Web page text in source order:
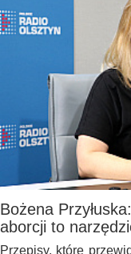
Bożena
aborcji to
Przepisy, które